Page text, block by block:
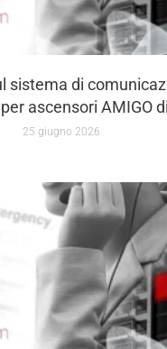
sistema di
ascensori AMIGO
25 giugno 2026